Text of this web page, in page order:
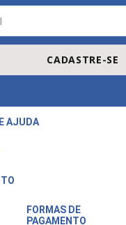
CADASTRE-SE
AJUDA
FORMAS DE
PAGAMENTO